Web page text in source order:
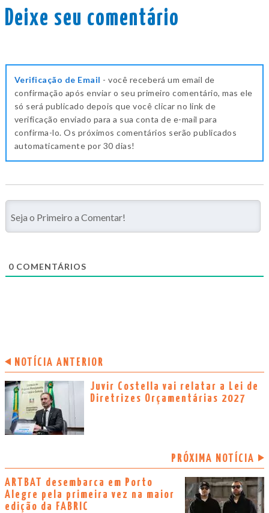
Deixe seu comentário
Verificação de Email - você receberá um email de
confirmação após enviar o seu primeiro comentário, mas ele
só será publicado depois que você clicar no link de
verificação enviado para a sua conta de e-mail para
confirma-lo. Os próximos comentários serão publicados
automaticamente por 30 dias!
0 COMENTÁRIOS
NOTÍCIA ANTERIOR
Juvir Costella vai relatar a Lei de
Diretrizes Orçamentárias 2027
PRÓXIMA NOTÍCIA
ARTBAT desembarca em Porto
Alegre pela primeira vez na maior
edição da FABRIC